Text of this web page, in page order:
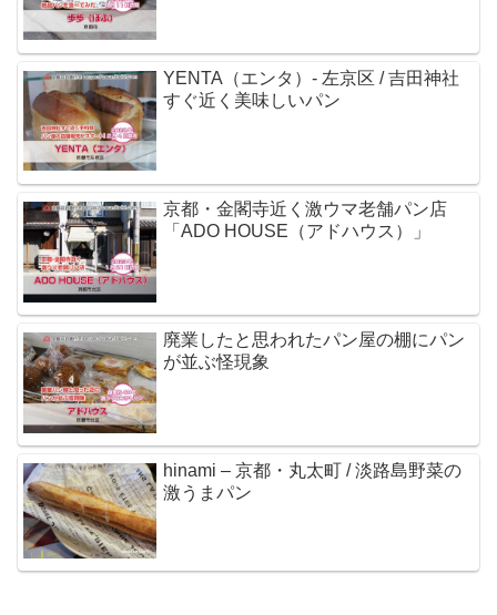
YENTA（エンタ）- 左京区 / 吉田神社
すぐ近く美味しいパン
京都・金閣寺近く激ウマ老舗パン店
「ADO HOUSE（アドハウス）」
廃業したと思われたパン屋の棚にパン
が並ぶ怪現象
hinami – 京都・丸太町 / 淡路島野菜の
激うまパン